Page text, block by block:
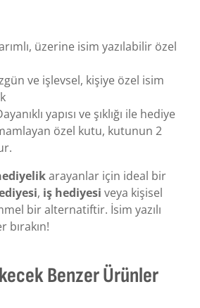
üzerine isim yazılabilir özel
ve işlevsel, kişiye özel isim
yapısı ve şıklığı ile hediye
özel kutu, kutunun 2
arayanlar için ideal bir
, iş hediyesi veya kişisel
bir alternatiftir. İsim yazılı
bırakın!
Benzer Ürünler